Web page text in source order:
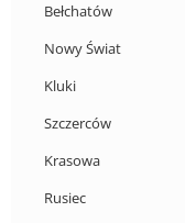
Bełchatów
Nowy Świat
Kluki
Szczerców
Krasowa
Rusiec